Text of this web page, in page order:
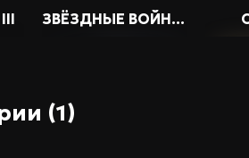
ЗВЁЗДНЫЕ ВОЙНЫ Джедаи: Павший Орден / Star Wars Jedi: Fallen Order
(1)